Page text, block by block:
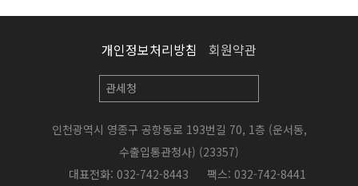
개인정보처리방침 회원약관
인천광역시 영종구 공항동로 193번길 70, 1층 (운서동,
수출입통관청사) (23357)
대표전화: 032-742-8443
팩스: 032-742-8441